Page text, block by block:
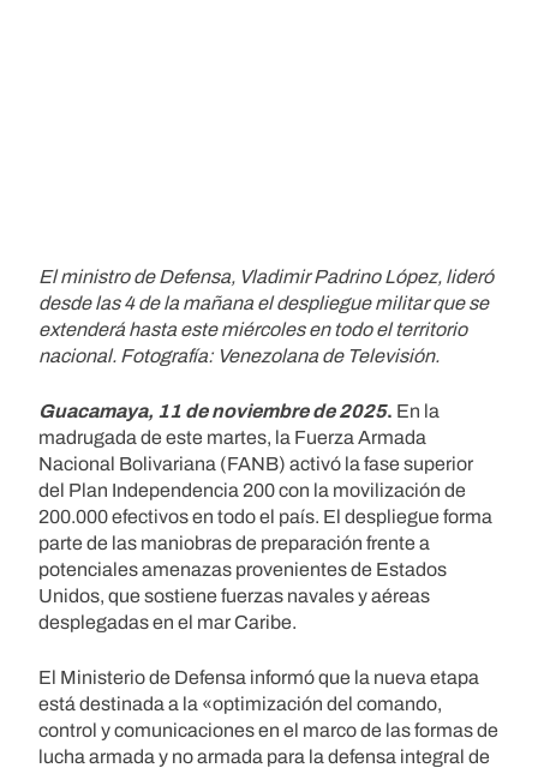
El ministro de Defensa, Vladimir Padrino López, lideró
desde las 4 de la mañana el despliegue militar que se
extenderá hasta este miércoles en todo el territorio
nacional. Fotografía: Venezolana de Televisión.
Guacamaya, 11 de noviembre de 2025. En la
madrugada de este martes, la Fuerza Armada
Nacional Bolivariana (FANB) activó la fase superior
del Plan Independencia 200 con la movilización de
200.000 efectivos en todo el país. El despliegue forma
parte de las maniobras de preparación frente a
potenciales amenazas provenientes de Estados
Unidos, que sostiene fuerzas navales y aéreas
desplegadas en el mar Caribe.
El Ministerio de Defensa informó que la nueva etapa
está destinada a la «optimización del comando,
control y comunicaciones en el marco de las formas de
lucha armada y no armada para la defensa integral de